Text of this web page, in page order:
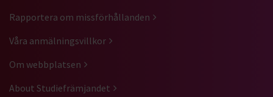
Rapportera om missförhållanden
Våra anmälningsvillkor
Om webbplatsen
About Studiefrämjandet